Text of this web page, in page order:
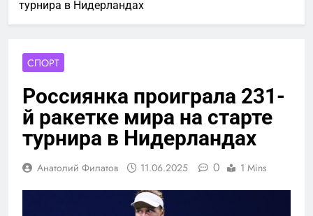
турнира в Нидерландах
СПОРТ
Россиянка проиграла 231-
й ракетке мира на старте
турнира в Нидерландах
Анатолий Филатов 11.06.2025 0 1 Mins